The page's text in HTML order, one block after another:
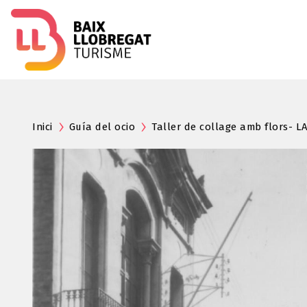
Inici Guía del ocio Taller de collage amb flors- LA